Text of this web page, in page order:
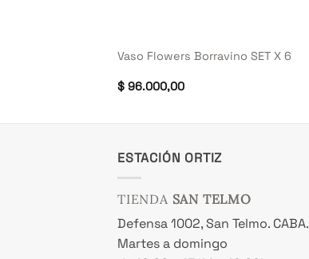
Vaso Flowers Borravino SET X 6
$96.000,00
ESTACIÓN ORTIZ
TIENDA SAN TELMO
Defensa 1002, San Telmo. CABA.
Martes a domingo